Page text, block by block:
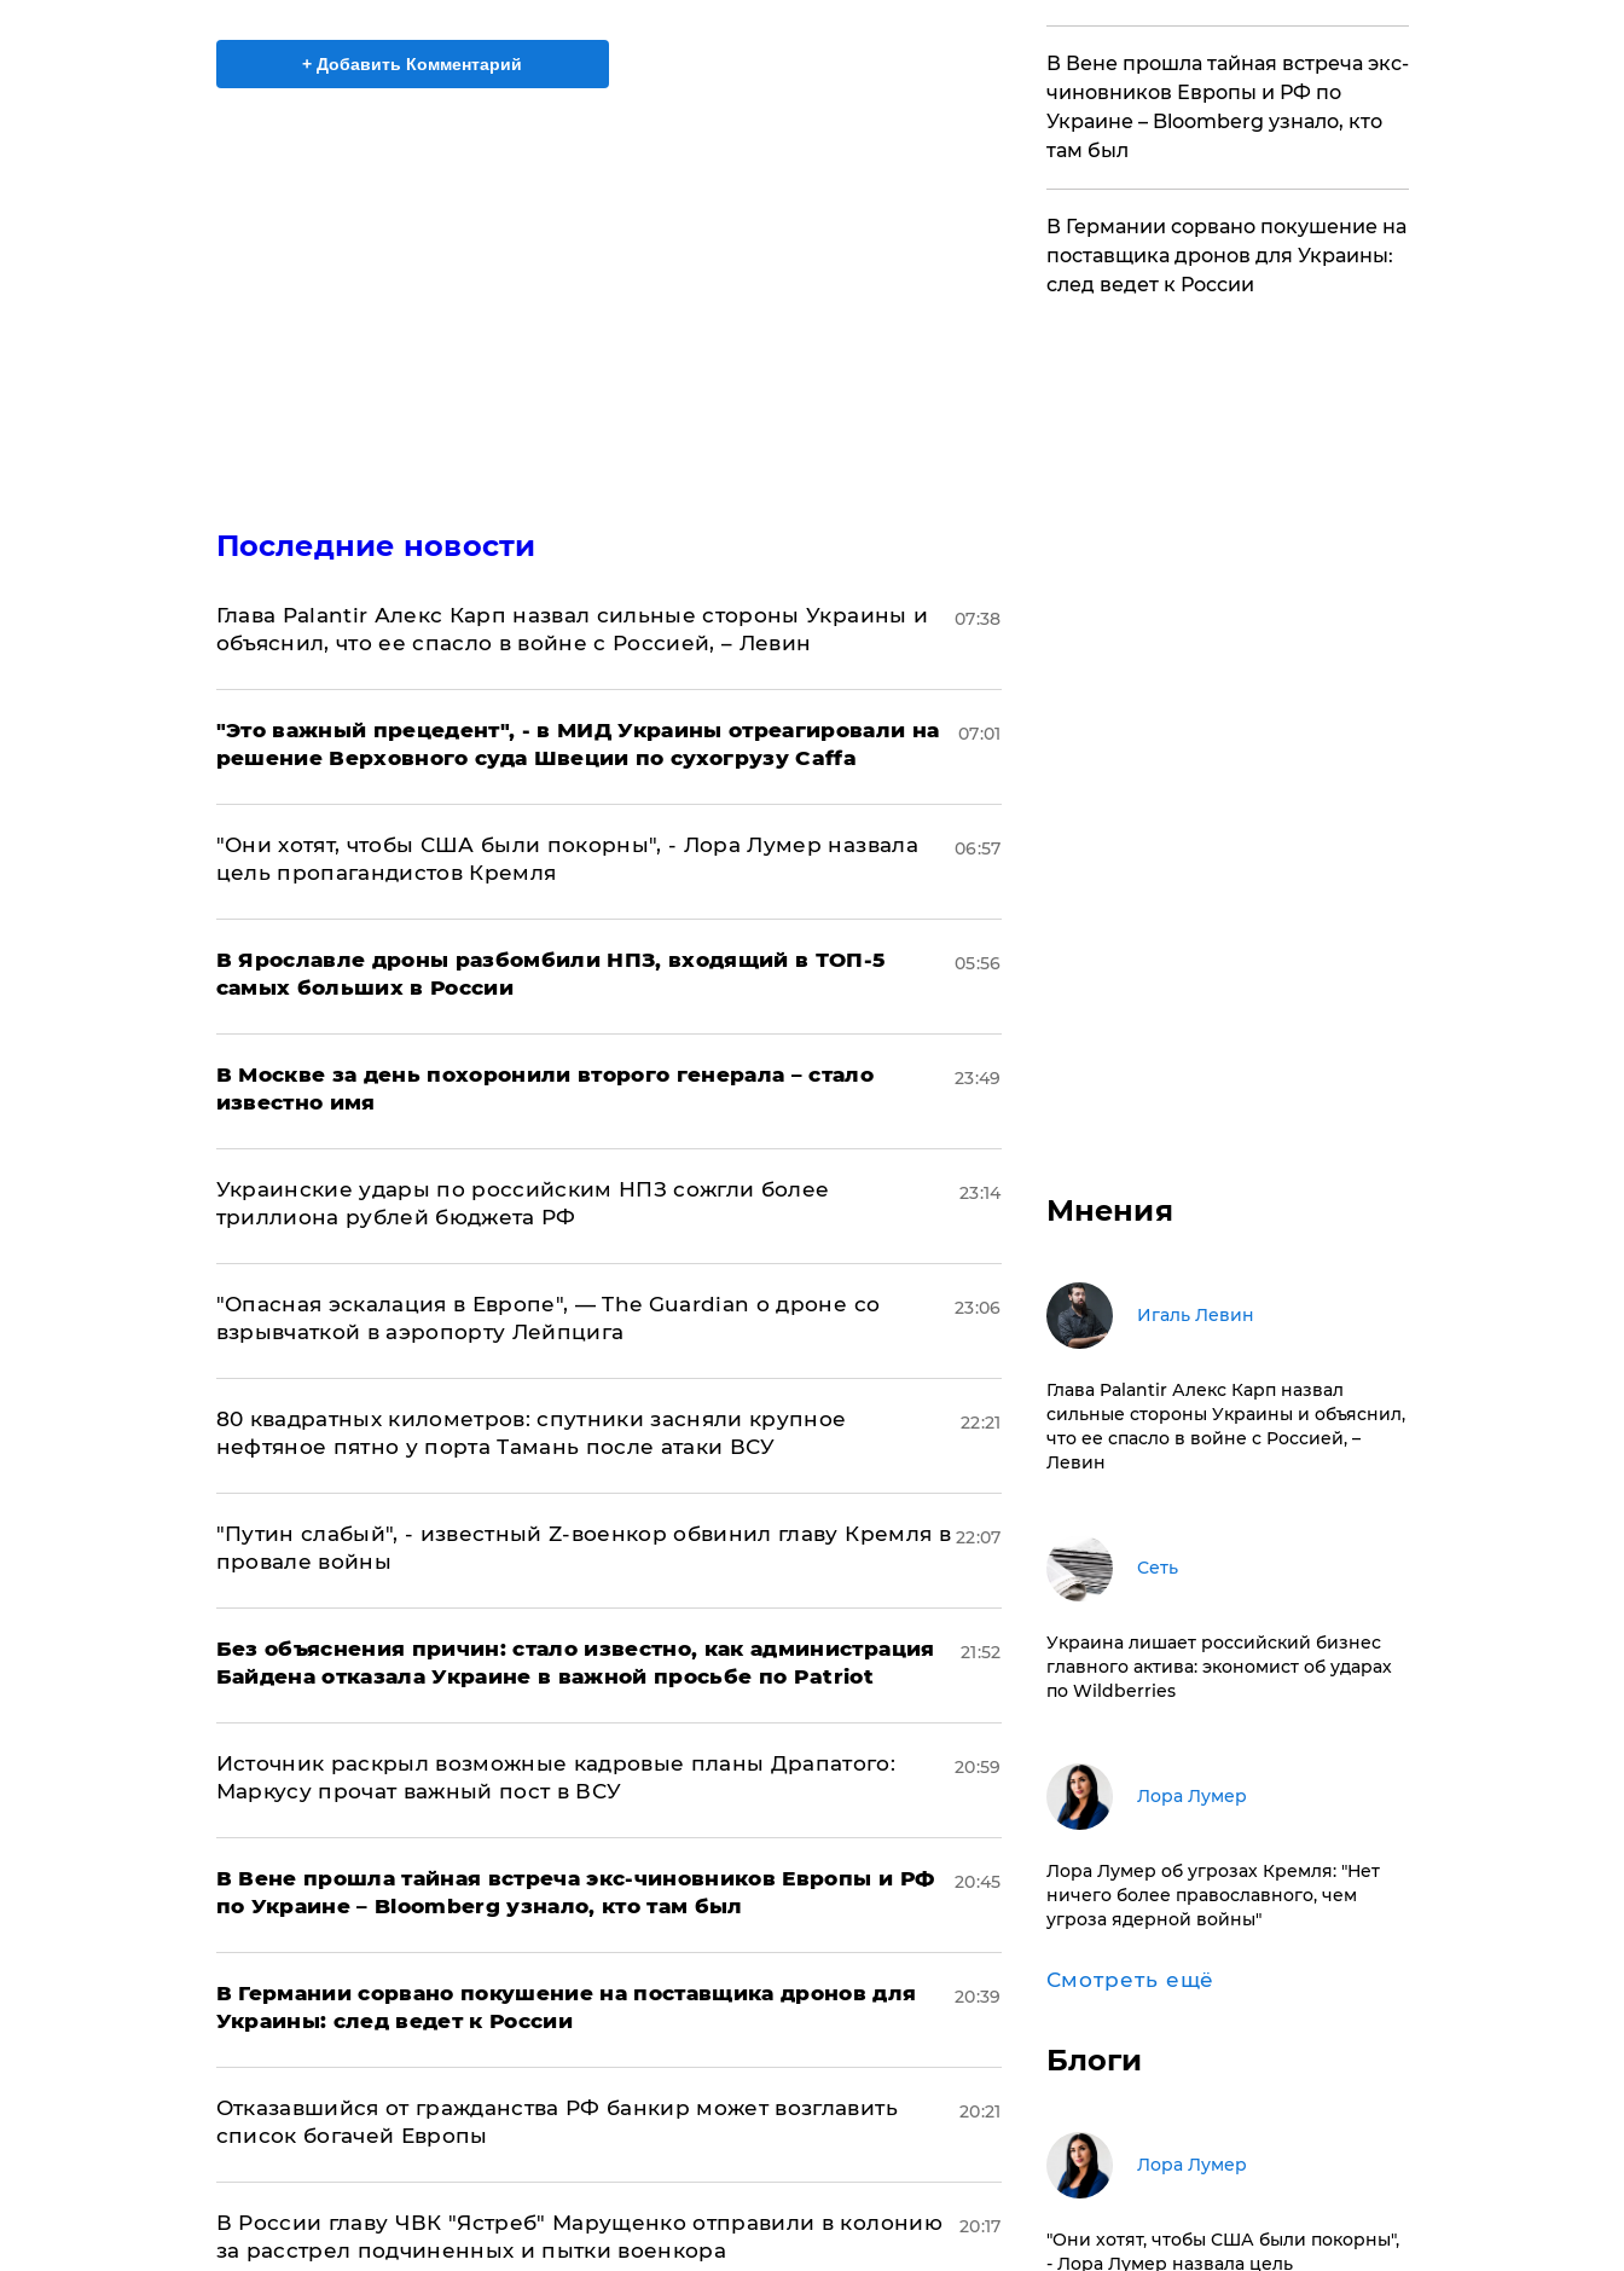
+ Добавить Комментарий
Последние новости
Глава Palantir Алекс Карп назвал сильные стороны Украины и
объяснил, что ее спасло в войне с Россией, – Левин
07:38
"Это важный прецедент", - в МИД Украины отреагировали на
решение Верховного суда Швеции по сухогрузу Caffa
07:01
"Они хотят, чтобы США были покорны", - Лора Лумер назвала
цель пропагандистов Кремля
06:57
В Ярославле дроны разбомбили НПЗ, входящий в ТОП-5
самых больших в России
05:56
В Москве за день похоронили второго генерала – стало
известно имя
23:49
Украинские удары по российским НПЗ сожгли более
триллиона рублей бюджета РФ
23:14
"Опасная эскалация в Европе", — The Guardian о дроне со
взрывчаткой в аэропорту Лейпцига
23:06
80 квадратных километров: спутники засняли крупное
нефтяное пятно у порта Тамань после атаки ВСУ
22:21
​"Путин слабый", - известный Z-военкор обвинил главу Кремля в
провале войны
22:07
Без объяснения причин: стало известно, как администрация
Байдена отказала Украине в важной просьбе по Patriot
21:52
​Источник раскрыл возможные кадровые планы Драпатого:
Маркусу прочат важный пост в ВСУ
20:59
В Вене прошла тайная встреча экс-чиновников Европы и РФ
по Украине – Bloomberg узнало, кто там был
20:45
​В Германии сорвано покушение на поставщика дронов для
Украины: след ведет к России
20:39
Отказавшийся от гражданства РФ банкир может возглавить
список богачей Европы
20:21
В России главу ЧВК "Ястреб" Марущенко отправили в колонию
за расстрел подчиненных и пытки военкора
20:17
В Вене прошла тайная встреча экс-
чиновников Европы и РФ по
Украине – Bloomberg узнало, кто
там был
​В Германии сорвано покушение на
поставщика дронов для Украины:
след ведет к России
Мнения
Игаль Левин
Глава Palantir Алекс Карп назвал
сильные стороны Украины и объяснил,
что ее спасло в войне с Россией, –
Левин
Сеть
​Украина лишает российский бизнес
главного актива: экономист об ударах
по Wildberries
​Лора Лумер
Лора Лумер об угрозах Кремля: "Нет
ничего более православного, чем
угроза ядерной войны"
Смотреть ещё
Блоги
​Лора Лумер
"Они хотят, чтобы США были покорны",
- Лора Лумер назвала цель